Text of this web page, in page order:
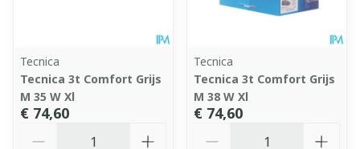
Tecnica
Tecnica 3t Comfort Grijs
M 35 W Xl
€ 74,60
Tecnica
Tecnica 3t Comfort Grijs
M 38 W Xl
€ 74,60